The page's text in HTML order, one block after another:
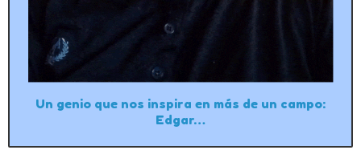
Un genio que nos inspira en más de un campo:
Edgar…